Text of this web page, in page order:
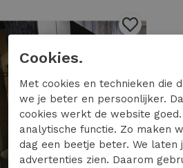
Cookies.
Met cookies en technieken die
we je beter en persoonlijker.
cookies werkt de website
analytische functie. Zo maken
dag een beetje beter. We laten
advertenties zien. Daarom